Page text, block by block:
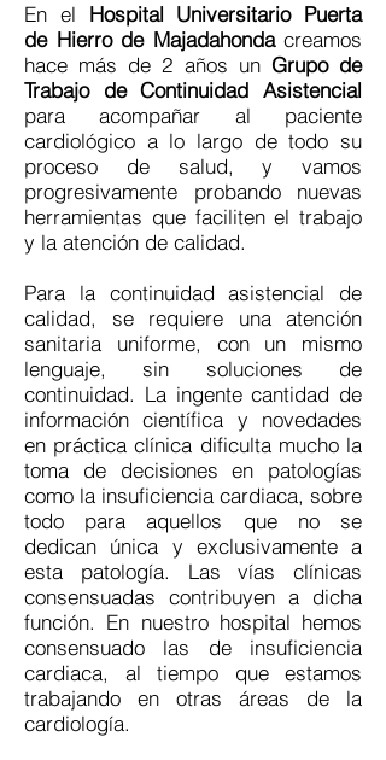
En el Hospital Universitario Puerta
de Hierro de Majadahondacreamos
hace más de 2 años un Grupo de
Trabajo de Continuidad Asistencial
para acompañar al paciente
cardiológico a lo largo de todo su
proceso de salud, y vamos
progresivamente probando nuevas
herramientas que faciliten el trabajo
y la atención de calidad.
Para la continuidad asistencial de
calidad, se requiere una atención
sanitaria uniforme, con un mismo
lenguaje, sin soluciones de
continuidad. La ingente cantidad de
información científica y novedades
en práctica clínica dificulta mucho la
toma de decisiones en patologías
como la insuficiencia cardiaca, sobre
todo para aquellos que no se
dedican única y exclusivamente a
esta patología. Las vías clínicas
consensuadas contribuyen a dicha
función. En nuestro hospital hemos
consensuado las de insuficiencia
cardiaca, al tiempo que estamos
trabajando en otras áreas de la
cardiología.